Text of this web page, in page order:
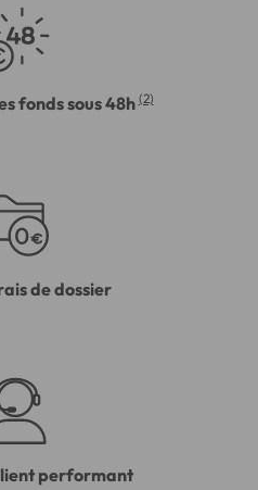
fonds sous 48h (2)
de dossier
performant